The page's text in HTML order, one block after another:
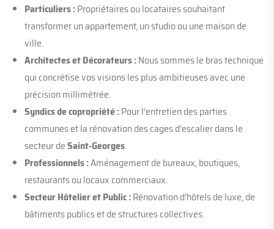
Particuliers :Propriétaires ou locataires souhaitant
transformer un appartement, un studio ou une maison de
ville.
Architectes et Décorateurs :Nous sommes le bras technique
qui concrétise vos visions les plus ambitieuses avec une
précision millimétrée.
Syndics de copropriété :Pour l’entretien des parties
communes et la rénovation des cages d’escalier dans le
secteur deSaint-Georges.
Professionnels :Aménagement de bureaux, boutiques,
restaurants ou locaux commerciaux.
Secteur Hôtelier et Public :Rénovation d’hôtels de luxe, de
bâtiments publics et de structures collectives.